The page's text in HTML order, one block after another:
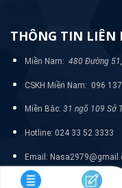
THÔNG TIN LIÊN
Miền Nam: 480 Đường 51,
CSKH Miền Nam: 096
Miền Bắc: 31 ngõ 109 Sở
Hotline: 024 33 52 3333
Email: